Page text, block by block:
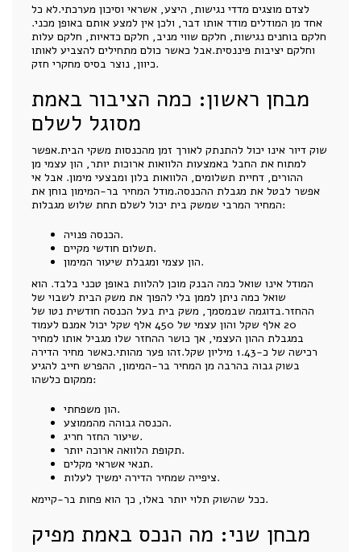
לצדם מוצגים מדדי נגישות, היצע, אשראי וסיכון מערכתי.לא כל
אחד מן המודלים מודד אותו דבר, ולכן אין למצע אותם באופן מכני.
חלקם בוחנים נגישות, חלקם שווי מניב, חלקם כדאיות, חלקם עלות
וחלקם יציבות פיננסית.אבל כאשר כולם מתחילים להצביע לאותו
כיוון, נוצר בסיס מחקרי חזק.
מבחן ראשון: כמה הציבור באמת
מסוגל לשלם
שוק דיור אינו יכול להתנתק לאורך זמן מהכנסות משקי הבית.אפשר
למתוח את החבל באמצעות הלוואות ארוכות יותר, הון עצמי מן
ההורים, דחיית תשלומים, הלוואות בלון ומבצעי מימון. אבל אי
אפשר לבטל את מגבלת ההכנסה.מודל המחיר בר-המימון בוחן את
המחיר המרבי שמשק בית יכול לשלם תחת שלוש מגבלות:
הכנסה פנויה.
תשלום חודשי מקיים.
הון עצמי ומגבלת שיעור המימון.
המודל אינו שואל כמה הבנק מוכן להלוות באופן טכני בלבד. הוא
שואל כמה ניתן לממן בלי להפוך את משק הבית לשבוי של
ההחזר.בדוגמה שבמסמך, משק בית בעל הכנסה חודשית נטו של
20 אלף שקל והון עצמי של 450 אלף שקל יכול אמנם לעמוד
במגבלת ההון העצמי, אך כושר ההחזר שלו מגביל אותו למחיר
רכישה של כ-1.43 מיליון שקל.זהו פער מהותי.כאשר מחיר הדירה
בשוק גבוה בהרבה מן המחיר בר-המימון, ההפרש חייב להגיע
ממקום כלשהו:
הון משפחתי.
הכנסה גבוהה מהממוצע.
שיעור החזר חריג.
תקופת הלוואה ארוכה יותר.
תנאי אשראי מקלים.
ציפייה שמחיר הדירה ימשיך לעלות.
ככל שהשוק תלוי יותר באלו, כך הוא פחות בר-קיימא.
מבחן שני: מה הנכס באמת מפיק